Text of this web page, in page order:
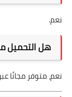
نعم.
هل التحميل
نعم، متوفر مجانًا